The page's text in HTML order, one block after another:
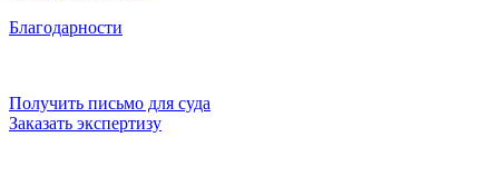
Благодарности
Получить письмо для суда
Заказать экспертизу